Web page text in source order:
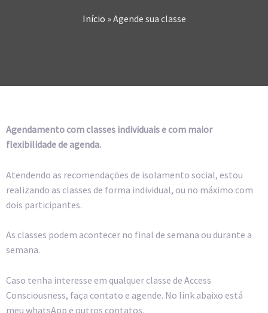
Início »Agende sua classe
Agendamento com classes individuais e com maior
flexibilidade de agenda.
Atendendo as recomendações de isolamento social, estou
realizando as classes de forma individual, ou no máximo com
dois participantes.
As classes podem acontecer no final de semana ou durante a
semana.
Caso tenha interesse em qualquer classe de Access
Consciousness, faça contato e agende. No link abaixo está
meu whatsApp e outros contatos.